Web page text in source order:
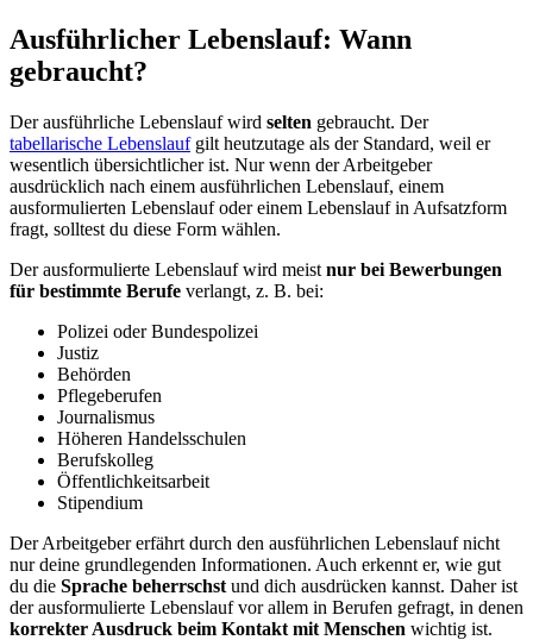
Ausführlicher Lebenslauf: Wann
gebraucht?
Der ausführliche Lebenslauf wird selten gebraucht. Der
tabellarische Lebenslaufgilt heutzutage als der Standard, weil er
wesentlich übersichtlicher ist. Nur wenn der Arbeitgeber
ausdrücklich nach einem ausführlichen Lebenslauf, einem
ausformulierten Lebenslauf oder einem Lebenslauf in Aufsatzform
fragt, solltest du diese Form wählen.
Der ausformulierte Lebenslauf wird meist nur bei Bewerbungen
für bestimmte Berufe verlangt, z. B. bei:
Polizei oder Bundespolizei
Justiz
Behörden
Pflegeberufen
Journalismus
Höheren Handelsschulen
Berufskolleg
Öffentlichkeitsarbeit
Stipendium
Der Arbeitgeber erfährt durch den ausführlichen Lebenslauf nicht
nur deine grundlegenden Informationen. Auch erkennt er, wie gut
du die Sprache beherrschst und dich ausdrücken kannst. Daher ist
der ausformulierte Lebenslauf vor allem in Berufen gefragt, in denen
korrekter Ausdruck beim Kontakt mit Menschen wichtig ist.